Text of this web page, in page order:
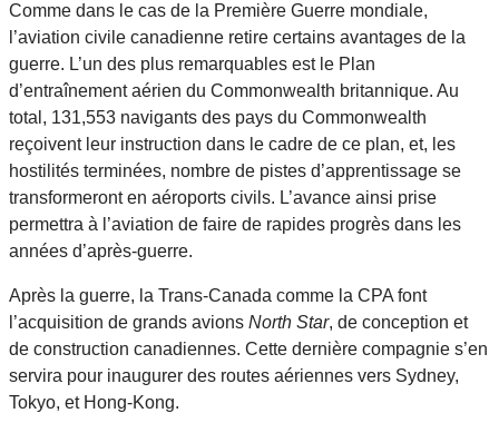
Comme dans le cas de la Première Guerre mondiale,
l’aviation civile canadienne retire certains avantages de la
guerre. L’un des plus remarquables est le Plan
d’entraînement aérien du Commonwealth britannique. Au
total, 131,553 navigants des pays du Commonwealth
reçoivent leur instruction dans le cadre de ce plan, et, les
hostilités terminées, nombre de pistes d’apprentissage se
transformeront en aéroports civils. L’avance ainsi prise
permettra à l’aviation de faire de rapides progrès dans les
années d’après-guerre.
Après la guerre, la Trans-Canada comme la CPA font
l’acquisition de grands avions North Star, de conception et
de construction canadiennes. Cette dernière compagnie s’en
servira pour inaugurer des routes aériennes vers Sydney,
Tokyo, et Hong-Kong.